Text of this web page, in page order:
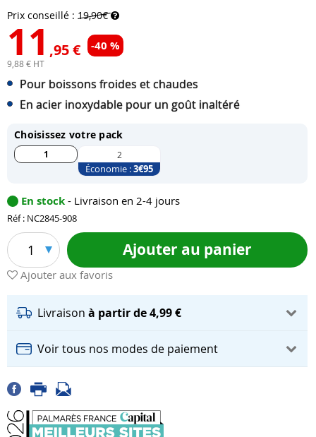
Prix conseillé : 19,90€
11 ,95 € -40 %
9,88 € HT
Pour boissons froides et chaudes
En acier inoxydable pour un goût inaltéré
Choisissez votre pack
1 2
Économie :3€95
En stock - Livraison en 2-4 jours
Réf : NC2845-908
1 Ajouter au panier
Ajouter aux favoris
Livraison à partir de 4,99 €
Voir tous nos modes de paiement